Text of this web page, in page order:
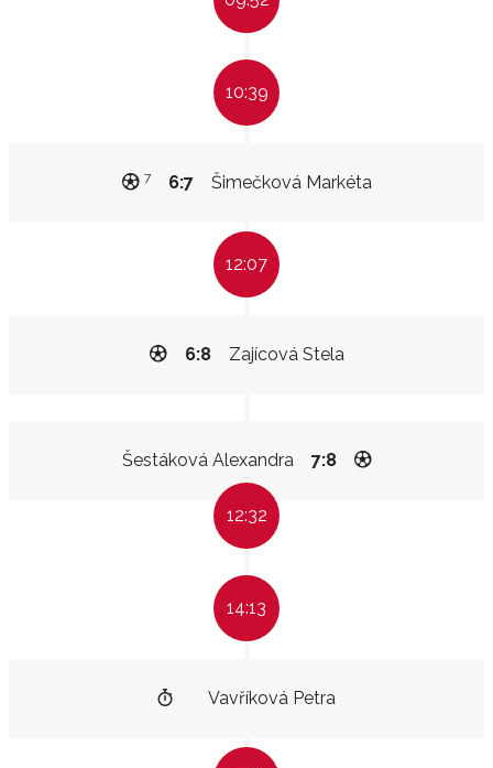
10:39
Šimečková Markéta
6:7
7
12:07
Zajícová Stela
6:8
Šestáková Alexandra 7:8
12:32
14:13
Vavříková Petra